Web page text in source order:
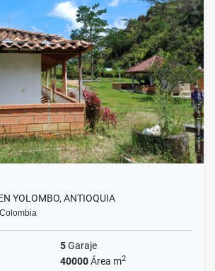
YOLOMBO, ANTIOQUIA
5Garaje
40000Área m2